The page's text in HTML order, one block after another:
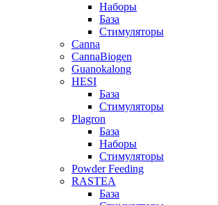
Наборы
База
Стимуляторы
Canna
CannaBiogen
Guanokalong
HESI
База
Стимуляторы
Plagron
База
Наборы
Стимуляторы
Powder Feeding
RASTEA
База